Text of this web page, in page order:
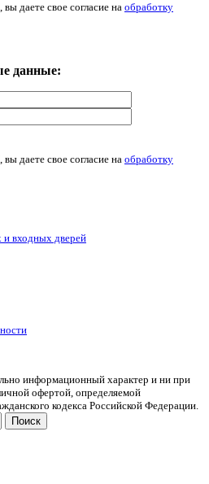
даете свое согласие на обработку
данные:
даете свое согласие на обработку
и входных дверей
информационный характер и ни при
офертой, определяемой
кодекса Российской Федерации.
Поиск